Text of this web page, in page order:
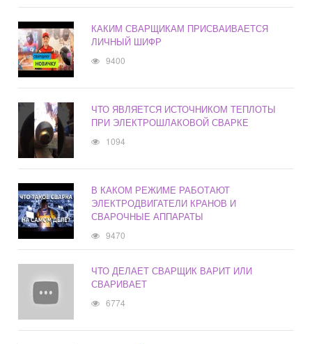
КАКИМ СВАРЩИКАМ ПРИСВАИВАЕТСЯ
ЛИЧНЫЙ ШИФР
9400
ЧТО ЯВЛЯЕТСЯ ИСТОЧНИКОМ ТЕПЛОТЫ
ПРИ ЭЛЕКТРОШЛАКОВОЙ СВАРКЕ
1094
В КАКОМ РЕЖИМЕ РАБОТАЮТ
ЭЛЕКТРОДВИГАТЕЛИ КРАНОВ И
СВАРОЧНЫЕ АППАРАТЫ
9470
ЧТО ДЕЛАЕТ СВАРЩИК ВАРИТ ИЛИ
СВАРИВАЕТ
6774